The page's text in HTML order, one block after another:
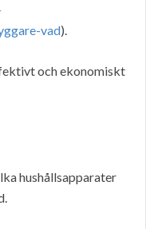
vad).
och ekonomiskt
hushållsapparater